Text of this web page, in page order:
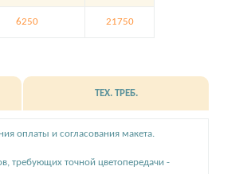
6250 21750
ТЕХ. ТРЕБ.
оплаты и согласования макета.
требующих точной цветопередачи -